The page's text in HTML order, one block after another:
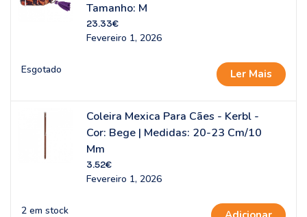
Tamanho: M
23.33€
Fevereiro 1, 2026
Esgotado Ler Mais
Coleira Mexica Para Cães - Kerbl -
Cor: Bege | Medidas: 20-23 Cm/10
Mm
3.52€
Fevereiro 1, 2026
2 em stock